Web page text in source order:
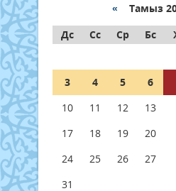
« Тамыз
Дс
Сс Ср Бс
3
4 5 6
10
11 12 13
17
18 19 20
24
25 26 27
31